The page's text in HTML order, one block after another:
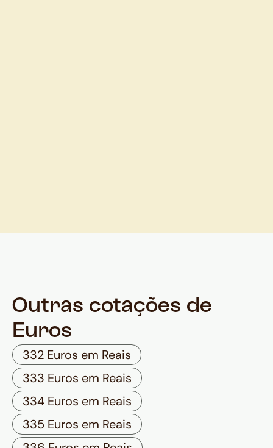
Outras cotações de
Euros
332 Euros em Reais
333 Euros em Reais
334 Euros em Reais
335 Euros em Reais